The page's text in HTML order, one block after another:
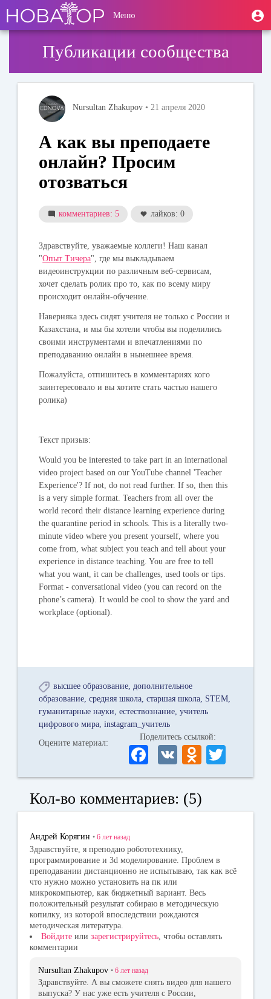
основному
содержанию
User
account
Меню
Публикации сообщества
Nursultan Zhakupov • 21 апреля 2020
А как вы преподаете
онлайн? Просим
отозваться
комментариев: 5 лайков: 0
Здравствуйте, уважаемые коллеги! Наш канал
"Опыт Тичера", где мы выкладываем
видеоинструкции по различным веб-сервисам,
хочет сделать ролик про то, как по всему миру
происходит онлайн-обучение.
Наверняка здесь сидят учителя не только с России и
Казахстана, и мы бы хотели чтобы вы поделились
своими инструментами и впечатлениями по
преподаванию онлайн в нынешнее время.
Пожалуйста, отпишитесь в комментариях кого
заинтересовало и вы хотите стать частью нашего
ролика)
Текст призыв:
Would you be interested to take part in an international
video project based on our YouTube channel 'Teacher
Experience'? If not, do not read further. If so, then this
is a very simple format. Teachers from all over the
world record their distance learning experience during
the quarantine period in schools. This is a literally two-
minute video where you present yourself, where you
come from, what subject you teach and tell about your
experience in distance teaching. You are free to tell
what you want, it can be challenges, used tools or tips.
Format - conversational video (you can record on the
phone’s camera). It would be cool to show the yard and
workplace (optional).
высшее образование дополнительное
образование средняя школа старшая школа STEM
гуманитарные науки
естествознание учитель
цифрового мира instagram_учитель
Оцените материал:
Поделитесь ссылкой:
Fa
ce
bo
ok
V
K
O
dn
la
ki
wi
r
Кол-во комментариев: (5)
Андрей Корягин • 6 лет назад
Здравствуйте, я преподаю робототехнику,
программирование и 3d моделирование. Проблем в
преподавании дистанционно не испытываю, так как всё
что нужно можно установить на пк или
микрокомпьютер, как бюджетный вариант. Весь
положительный результат собираю в методическую
копилку, из которой впоследствии рождаются
методическая литература.
Войдите или зарегистрируйтесь , чтобы оставлять
комментарии
Nursultan Zhakupov • 6 лет назад
Здравствуйте. А вы сможете снять видео для нашего
выпуска? У нас уже есть учителя с России,